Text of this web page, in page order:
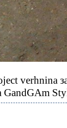
verhnina
GandGAm